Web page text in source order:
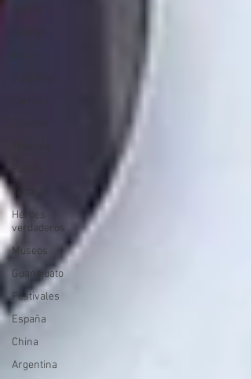
Yucatán
Héroes
verdaderos
Museos
Guanajuato
Festivales
España
China
Argentina